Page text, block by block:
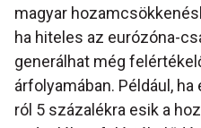
magyar
ha hiteles az eurózóna-
generálhat még
árfolyamában. Például,
ról 5 százalékra esik a